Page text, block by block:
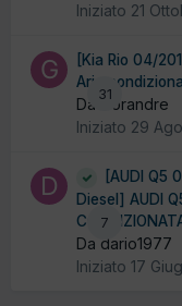
Iniziato 21
31
[Kia Rio 04/
Aria
Da Gorandre
Iniziato 29
7
[AUDI Q5
Diesel] AUDI
Da dario1977
Iniziato 17